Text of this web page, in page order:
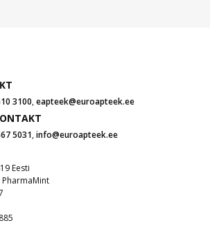
3100,eapteek@euroapteek.ee
5031,info@euroapteek.ee
Eesti